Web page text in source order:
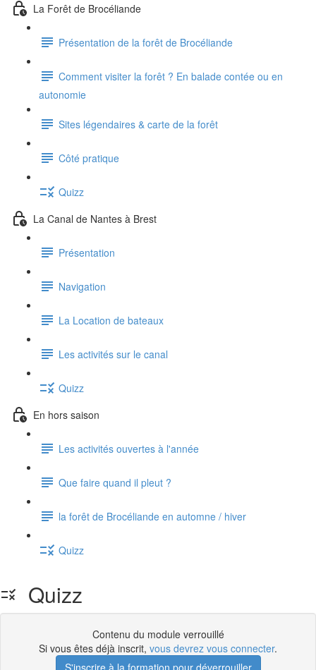
La Forêt de Brocéliande
Présentation de la forêt de Brocéliande
Comment visiter la forêt ? En balade contée ou en
autonomie
Sites légendaires & carte de la forêt
Côté pratique
Quizz
La Canal de Nantes à Brest
Présentation
Navigation
La Location de bateaux
Les activités sur le canal
Quizz
En hors saison
Les activités ouvertes à l'année
Que faire quand il pleut ?
la forêt de Brocéliande en automne / hiver
Quizz
Quizz
Contenu du module verrouillé
Si vous êtes déjà inscrit, vous devrez vous connecter.
S'inscrire à la formation pour déverrouiller